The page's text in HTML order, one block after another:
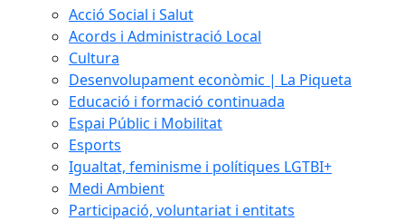
Acció Social i Salut
Acords i Administració Local
Cultura
Desenvolupament econòmic | La Piqueta
Educació i formació continuada
Espai Públic i Mobilitat
Esports
Igualtat, feminisme i polítiques LGTBI+
Medi Ambient
Participació, voluntariat i entitats